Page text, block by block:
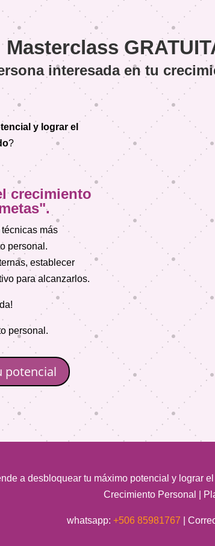
Masterclass
interesada en tu
y lograr el
?
crecimiento
".
más
personal.
establecer
para alcanzarlos.
personal.
potencial
a desbloquear tu máximo potencial y lograr
Crecimiento Personal |
whatsapp: +506 85981767 |